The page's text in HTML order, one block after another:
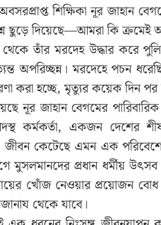
শিক্ষিকা নূর জাহান
দিয়েছে—আমরা কি ক্রমেই
তাঁর মরদেহ উদ্ধার করে
অপরিচ্ছন্ন। মরদেহে পচন
করা হচ্ছে, মৃত্যুর কয়েক দিন
নূর জাহান বেগমের
কর্মকর্তা, একজন দেশের
কেটেছে এমন এক
মুসলমানদের প্রধান ধর্মীয়
খোঁজ নেওয়ার প্রয়োজন বোধ
থেকে যাবে।